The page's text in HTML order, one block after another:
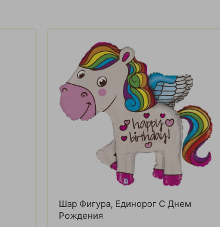
Шар Фигура, Единорог С Днем
Рождения